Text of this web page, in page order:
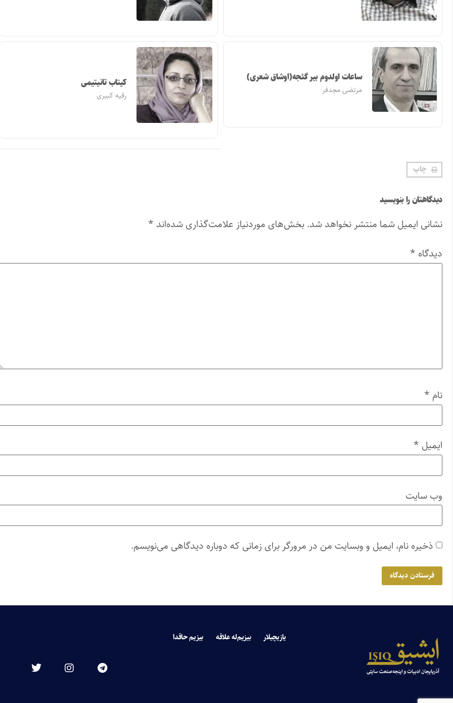
ساعات اولدوم بیر گئجه(اوشاق شعری)
مرتضی مجدفر
کیتاب تانیتیمی
رقیه کبیری
چاپ
دیدگاهتان را بنویسید
نشانی ایمیل شما منتشر نخواهد شد. بخش‌های موردنیاز علامت‌گذاری شده‌اند *
دیدگاه *
نام *
ایمیل *
وب‌ سایت
ذخیره نام، ایمیل و وبسایت من در مرورگر برای زمانی که دوباره دیدگاهی می‌نویسم.
یازیچیلار بیزیم‌له علاقه بیزیم حاقدا